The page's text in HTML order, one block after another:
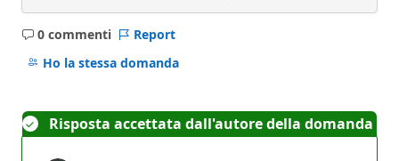
0 commenti
Nessun
commento
Report
Ho la stessa domanda
Risposta accettata dall'autore della domanda